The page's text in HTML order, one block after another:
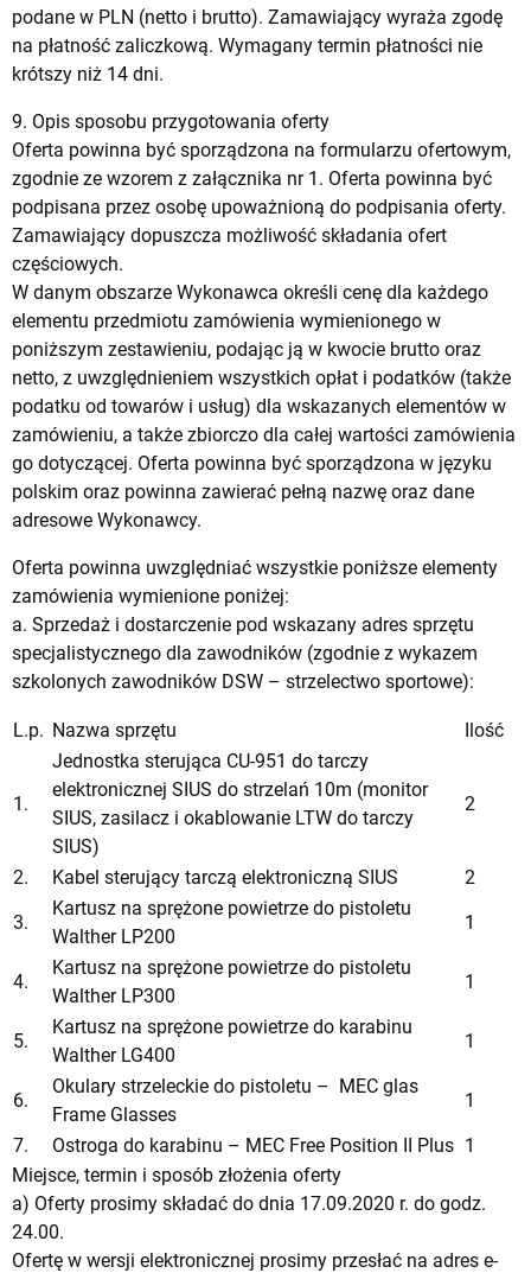
podane w PLN (netto i brutto). Zamawiający wyraża zgodę
na płatność zaliczkową. Wymagany termin płatności nie
krótszy niż 14 dni.
9. Opis sposobu przygotowania oferty
Oferta powinna być sporządzona na formularzu ofertowym,
zgodnie ze wzorem z załącznika nr 1. Oferta powinna być
podpisana przez osobę upoważnioną do podpisania oferty.
Zamawiający dopuszcza możliwość składania ofert
częściowych.
W danym obszarze Wykonawca określi cenę dla każdego
elementu przedmiotu zamówienia wymienionego w
poniższym zestawieniu, podając ją w kwocie brutto oraz
netto, z uwzględnieniem wszystkich opłat i podatków (także
podatku od towarów i usług) dla wskazanych elementów w
zamówieniu, a także zbiorczo dla całej wartości zamówienia
go dotyczącej. Oferta powinna być sporządzona w języku
polskim oraz powinna zawierać pełną nazwę oraz dane
adresowe Wykonawcy.
Oferta powinna uwzględniać wszystkie poniższe elementy
zamówienia wymienione poniżej:
a. Sprzedaż i dostarczenie pod wskazany adres sprzętu
specjalistycznego dla zawodników (zgodnie z wykazem
szkolonych zawodników DSW – strzelectwo sportowe):
L.p. Nazwa sprzętu Ilość
1.
Jednostka sterująca CU-951 do tarczy
elektronicznej SIUS do strzelań 10m (monitor
SIUS, zasilacz i okablowanie LTW do tarczy
SIUS)
2
2. Kabel sterujący tarczą elektroniczną SIUS
2
3.
Kartusz na sprężone powietrze do pistoletu
Walther LP200
1
4.
Kartusz na sprężone powietrze do pistoletu
Walther LP300
1
5.
Kartusz na sprężone powietrze do karabinu
Walther LG400
1
6.
Okulary strzeleckie do pistoletu – MEC glas
Frame Glasses
1
7.
Ostroga do karabinu – MEC Free Position II Plus 1
Miejsce, termin i sposób złożenia oferty
a) Oferty prosimy składać do dnia 17.09.2020 r. do godz.
24.00.
Ofertę w wersji elektronicznej prosimy przesłać na adres e-